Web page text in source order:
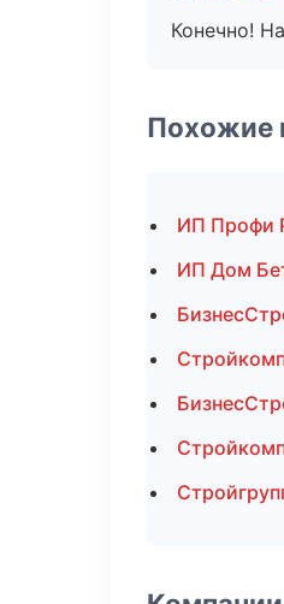
Конечно!
Похожие
ИП Профи
ИП Дом